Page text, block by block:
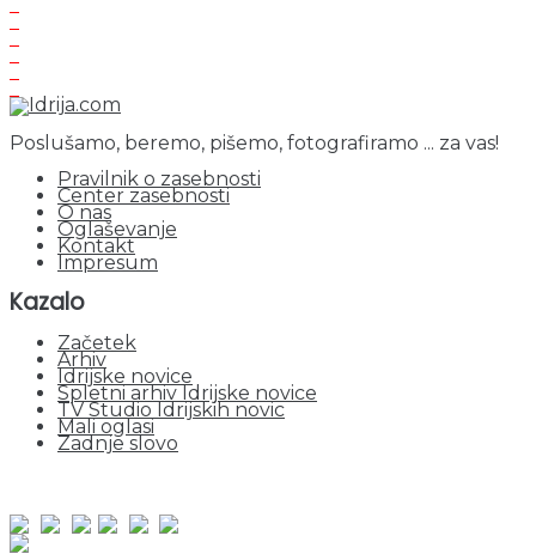
Poslušamo, beremo, pišemo, fotografiramo ... za vas!
Pravilnik o zasebnosti
Center zasebnosti
O nas
Oglaševanje
Kontakt
Impresum
Kazalo
Začetek
Arhiv
Idrijske novice
Spletni arhiv Idrijske novice
TV Studio Idrijskih novic
Mali oglasi
Zadnje slovo